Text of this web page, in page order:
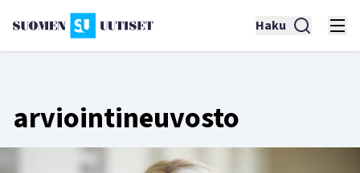
Haku
arviointineuvosto